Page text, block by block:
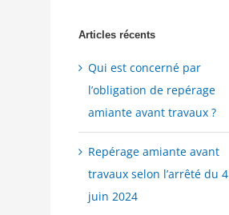
Articles récents
Qui est concerné par
l’obligation de repérage
amiante avant travaux ?
Repérage amiante avant
travaux selon l’arrêté du 4
juin 2024